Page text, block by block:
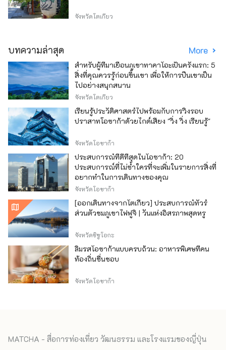
จังหวัดโตเกียว
บทความล่าสุด More
สำหรับผู้ที่มาเยือนภูเขาทาคาโอะเป็นครั้งแรก: 5
สิ่งที่คุณควรรู้ก่อนขึ้นเขา เพื่อให้การปีนเขาเป็น
ไปอย่างสนุกสนาน
จังหวัดโตเกียว
เรียนรู้ประวัติศาสตร์ไปพร้อมกับการวิ่งรอบ
ปราสาทโอซาก้าด้วยไกด์เสียง "วิ่ง วิ่ง เรียนรู้"
จังหวัดโอซาก้า
ประสบการณ์ที่ดีที่สุดในโอซาก้า: 20
ประสบการณ์ที่ไม่ซ้ำใครที่จะเพิ่มในรายการสิ่งที่
อยากทำในการเดินทางของคุณ
จังหวัดโอซาก้า
[ออกเดินทางจากโตเกียว] ประสบการณ์ทัวร์
ส่วนตัวชมภูเขาไฟฟูจิ | วันแห่งอิสรภาพสุดหรู
จังหวัดชิซูโอกะ
ลิ้มรสโอซาก้าแบบครบถ้วน: อาหารพิเศษที่คน
ท้องถิ่นชื่นชอบ
จังหวัดโอซาก้า
MATCHA - สื่อการท่องเที่ยว วัฒนธรรม และโรงแรมของญี่ปุ่น